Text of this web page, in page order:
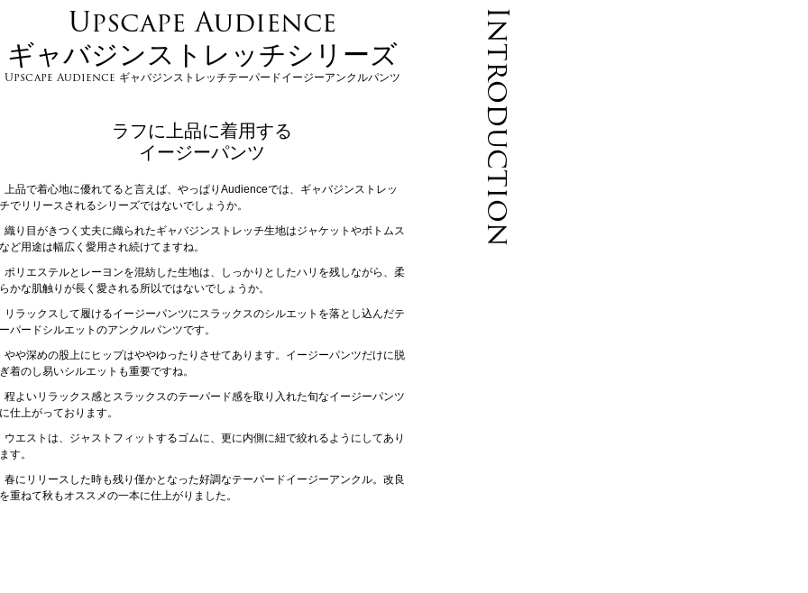
Introduction
Upscape Audience
ギャバジンストレッチシリーズ
Upscape Audience ギャバジンストレッチテーパードイージーアンクルパンツ
ラフに上品に着用する
イージーパンツ
上品で着心地に優れてると言えば、やっぱりAudienceでは、ギャバジンストレッ
チでリリースされるシリーズではないでしょうか。
織り目がきつく丈夫に織られたギャバジンストレッチ生地はジャケットやボトムス
など用途は幅広く愛用され続けてますね。
ポリエステルとレーヨンを混紡した生地は、しっかりとしたハリを残しながら、柔
らかな肌触りが長く愛される所以ではないでしょうか。
リラックスして履けるイージーパンツにスラックスのシルエットを落とし込んだテ
ーパードシルエットのアンクルパンツです。
やや深めの股上にヒップはややゆったりさせてあります。イージーパンツだけに脱
ぎ着のし易いシルエットも重要ですね。
程よいリラックス感とスラックスのテーパード感を取り入れた旬なイージーパンツ
に仕上がっております。
ウエストは、ジャストフィットするゴムに、更に内側に紐で絞れるようにしてあり
ます。
春にリリースした時も残り僅かとなった好調なテーパードイージーアンクル。改良
を重ねて秋もオススメの一本に仕上がりました。